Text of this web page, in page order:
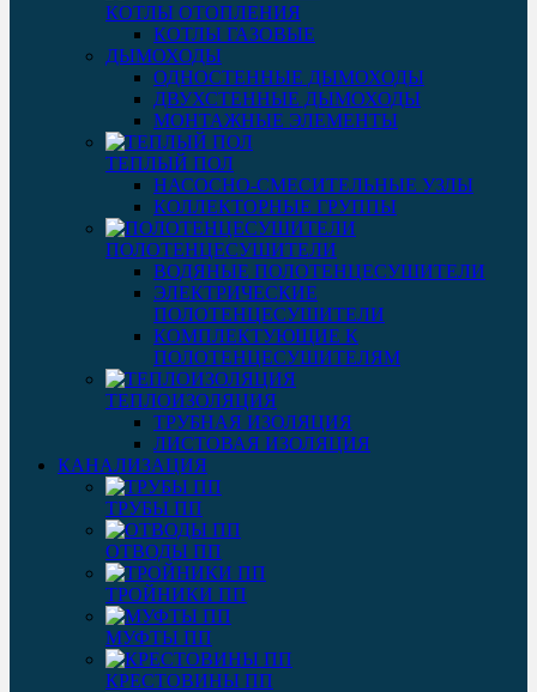
КОТЛЫ ОТОПЛЕНИЯ
КОТЛЫ ГАЗОВЫЕ
ДЫМОХОДЫ
ОДНОСТЕННЫЕ ДЫМОХОДЫ
ДВУХСТЕННЫЕ ДЫМОХОДЫ
МОНТАЖНЫЕ ЭЛЕМЕНТЫ
ТЕПЛЫЙ ПОЛ
НАСОСНО-СМЕСИТЕЛЬНЫЕ УЗЛЫ
КОЛЛЕКТОРНЫЕ ГРУППЫ
ПОЛОТЕНЦЕСУШИТЕЛИ
ВОДЯНЫЕ ПОЛОТЕНЦЕСУШИТЕЛИ
ЭЛЕКТРИЧЕСКИЕ
ПОЛОТЕНЦЕСУШИТЕЛИ
КОМПЛЕКТУЮЩИЕ К
ПОЛОТЕНЦЕСУШИТЕЛЯМ
ТЕПЛОИЗОЛЯЦИЯ
ТРУБНАЯ ИЗОЛЯЦИЯ
ЛИСТОВАЯ ИЗОЛЯЦИЯ
КАНАЛИЗАЦИЯ
ТРУБЫ ПП
ОТВОДЫ ПП
ТРОЙНИКИ ПП
МУФТЫ ПП
КРЕСТОВИНЫ ПП